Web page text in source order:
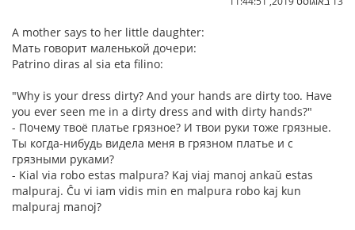
A mother says to her little daughter:
Мать говорит маленькой дочери:
Patrino diras al sia eta filino:
"Why is your dress dirty? And your hands are dirty too. Have
you ever seen me in a dirty dress and with dirty hands?"
- Почему твоё платье грязное? И твои руки тоже грязные.
Ты когда-нибудь видела меня в грязном платье и с
грязными руками?
- Kial via robo estas malpura? Kaj viaj manoj ankaŭ estas
malpuraj. Ĉu vi iam vidis min en malpura robo kaj kun
malpuraj manoj?